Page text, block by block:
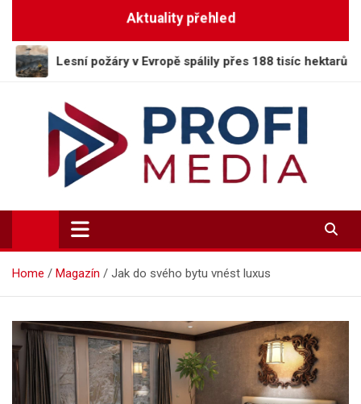
content
Aktuality přehled
požáry v Evropě spálily přes 188 tisíc hektarů
Profi-Media.cz
Vaše okno do světa informací
Home Magazín Jak do svého bytu vnést luxus